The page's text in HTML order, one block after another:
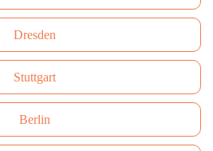
Dresden
Stuttgart
Berlin